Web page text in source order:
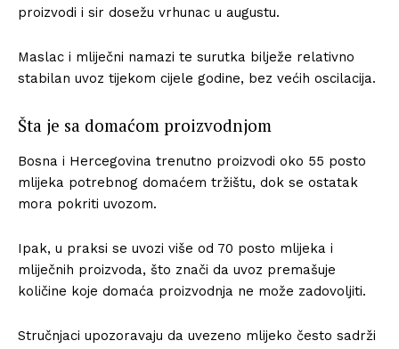
proizvodi i sir dosežu vrhunac u augustu.
Maslac i mliječni namazi te surutka bilježe relativno
stabilan uvoz tijekom cijele godine, bez većih oscilacija.
Šta je sa domaćom proizvodnjom
Bosna i Hercegovina trenutno proizvodi oko 55 posto
mlijeka potrebnog domaćem tržištu, dok se ostatak
mora pokriti uvozom.
Ipak, u praksi se uvozi više od 70 posto mlijeka i
mliječnih proizvoda, što znači da uvoz premašuje
količine koje domaća proizvodnja ne može zadovoljiti.
Stručnjaci upozoravaju da uvezeno mlijeko često sadrži